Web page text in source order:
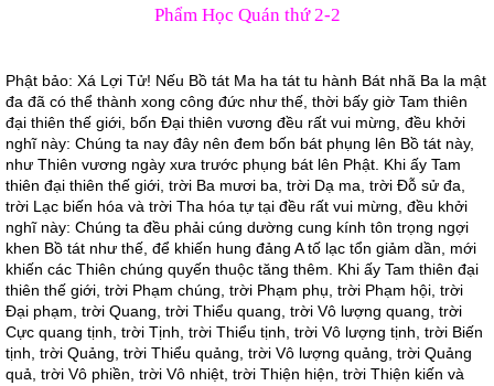
Phẩm Học Quán thứ 2-2
Phật bảo: Xá Lợi Tử! Nếu Bồ tát Ma ha tát tu hành Bát nhã Ba la mật
đa đã có thể thành xong công đức như thế, thời bấy giờ Tam thiên
đại thiên thế giới, bốn Đại thiên vương đều rất vui mừng, đều khởi
nghĩ này: Chúng ta nay đây nên đem bốn bát phụng lên Bồ tát này,
như Thiên vương ngày xưa trước phụng bát lên Phật. Khi ấy Tam
thiên đại thiên thế giới, trời Ba mươi ba, trời Dạ ma, trời Đỗ sử đa,
trời Lạc biến hóa và trời Tha hóa tự tại đều rất vui mừng, đều khởi
nghĩ này: Chúng ta đều phải cúng dường cung kính tôn trọng ngợi
khen Bồ tát như thế, để khiến hung đảng A tố lạc tổn giảm dần, mới
khiến các Thiên chúng quyến thuộc tăng thêm. Khi ấy Tam thiên đại
thiên thế giới, trời Phạm chúng, trời Phạm phụ, trời Phạm hội, trời
Đại phạm, trời Quang, trời Thiểu quang, trời Vô lượng quang, trời
Cực quang tịnh, trời Tịnh, trời Thiểu tịnh, trời Vô lượng tịnh, trời Biến
tịnh, trời Quảng, trời Thiểu quảng, trời Vô lượng quảng, trời Quảng
quả, trời Vô phiền, trời Vô nhiệt, trời Thiện hiện, trời Thiện kiến và